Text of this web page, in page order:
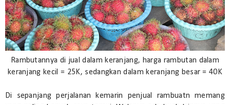
Rambutannya di jual dalam keranjang, harga rambutan dalam
keranjang kecil = 25K, sedangkan dalam keranjang besar = 40K
Di sepanjang perjalanan kemarin penjual rambuatn memang